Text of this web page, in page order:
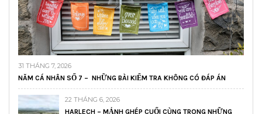
31 THÁNG 7, 2026
NĂM CÁ NHÂN SỐ 7 – NHỮNG BÀI KIỂM TRA KHÔNG CÓ ĐÁP ÁN
22 THÁNG 6, 2026
HARLECH – MẢNH GHÉP CUỐI CÙNG TRONG NHỮNG